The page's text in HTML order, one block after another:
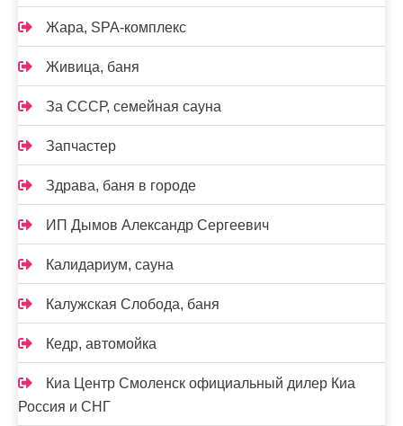
Жара, SPA-комплекс
Живица, баня
За СССР, семейная сауна
Запчастер
Здрава, баня в городе
ИП Дымов Александр Сергеевич
Калидариум, сауна
Калужская Слобода, баня
Кедр, автомойка
Киа Центр Смоленск официальный дилер Киа
Россия и СНГ